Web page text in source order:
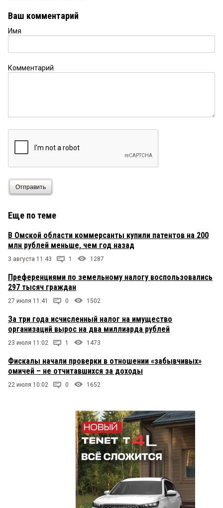
Ваш комментарий
Имя
Комментарий
Отправить
Еще по теме
В Омской области коммерсанты купили патентов на 200
млн рублей меньше, чем год назад
3 августа 11:43 1 1287
Преференциями по земельному налогу воспользовались
297 тысяч граждан
27 июля 11:41 0 1502
За три года исчисленный налог на имущество
организаций вырос на два миллиарда рублей
23 июля 11:02 1 1473
Фискалы начали проверки в отношении «забывчивых»
омичей – не отчитавшихся за доходы
22 июля 10:02 0 1652